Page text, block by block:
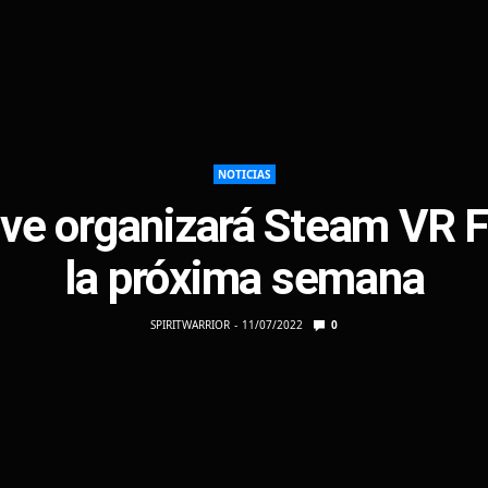
NOTICIAS
organizará Steam VR
la próxima semana
SPIRITWARRIOR 11/07/2022 0